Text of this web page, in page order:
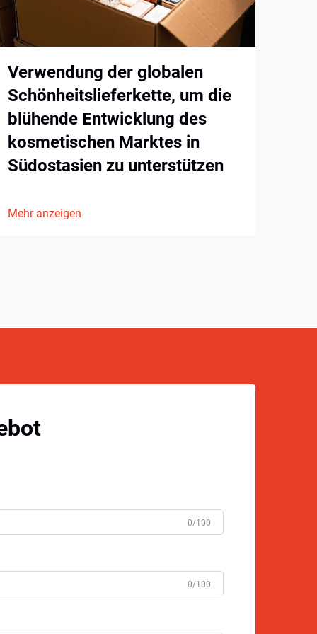
Verwendung der globalen
Schönheitslieferkette, um die
blühende Entwicklung des
kosmetischen Marktes in
Südostasien zu unterstützen
Mehr anzeigen
0/100
0/100